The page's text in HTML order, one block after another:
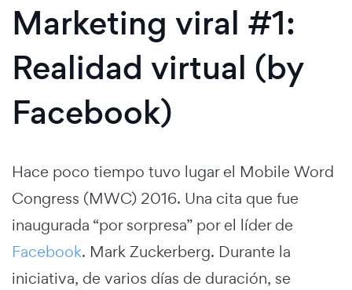
Marketing viral #1:
Realidad virtual (by
Facebook)
Hace poco tiempo tuvo lugar el Mobile Word
Congress (MWC) 2016. Una cita que fue
inaugurada “por sorpresa” por el líder de
Facebook. Mark Zuckerberg. Durante la
iniciativa, de varios días de duración, se